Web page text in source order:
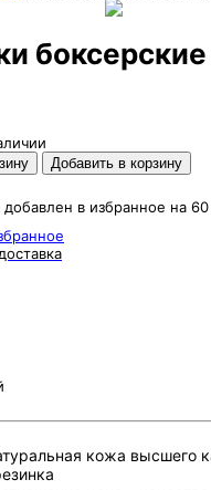
в избранное на
кожа высшего